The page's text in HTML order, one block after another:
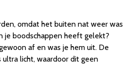
omdat het buiten nat weer was
je boodschappen heeft gelekt?
af en was je hem uit. De
ultra licht, waardoor dit geen